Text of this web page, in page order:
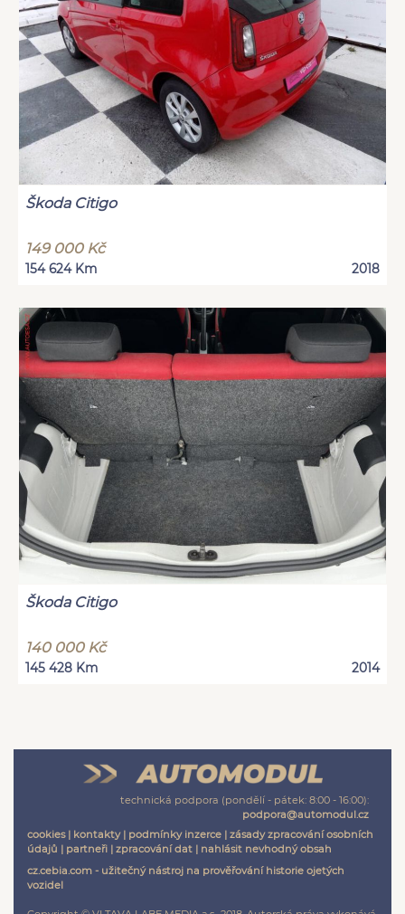
Škoda Citigo
149 000 Kč
154 624 Km 2018
Škoda Citigo
140 000 Kč
145 428 Km 2014
technická podpora (pondělí - pátek: 8:00 - 16:00):
podpora@automodul.cz
cookies| kontakty| podmínky inzerce | zásady zpracování osobních
údajů | partneři | zpracování dat | nahlásit nevhodný obsah
cz.cebia.com - užitečný nástroj na prověřování historie ojetých
vozidel